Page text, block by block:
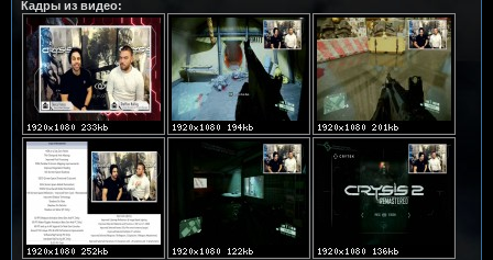
Кадры из видео: